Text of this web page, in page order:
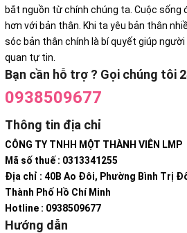
bắt nguồn từ chính chúng ta. Cuộc sống
hơn với bản thân. Khi ta yêu bản thân
sóc bản thân chính là bí quyết giúp
quan tự tin.
Bạn cần hỗ trợ ? Gọi chúng tôi
0938509677
Thông tin địa chỉ
CÔNG TY TNHH MỘT THÀNH VIÊN LMP
Mã số thuế : 0313341255
Địa chỉ : 40B Ao Đôi, Phường Bình Trị
Thành Phố Hồ Chí Minh
Hotline : 0938509677
Hướng dẫn